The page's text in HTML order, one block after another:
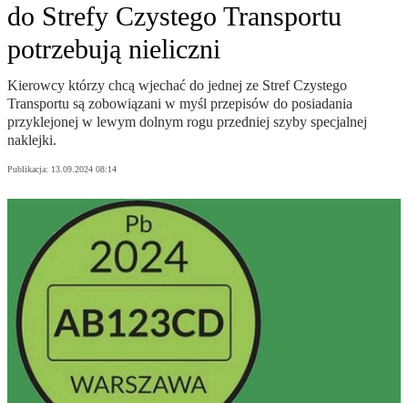
do Strefy Czystego Transportu
potrzebują nieliczni
Kierowcy którzy chcą wjechać do jednej ze Stref Czystego
Transportu są zobowiązani w myśl przepisów do posiadania
przyklejonej w lewym dolnym rogu przedniej szyby specjalnej
naklejki.
Publikacja: 13.09.2024 08:14